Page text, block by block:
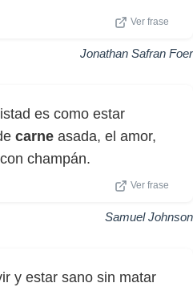
Ver frase
Jonathan Safran Foer
es como estar
carne asada, el amor,
champán.
Ver frase
Samuel Johnson
y estar sano sin matar